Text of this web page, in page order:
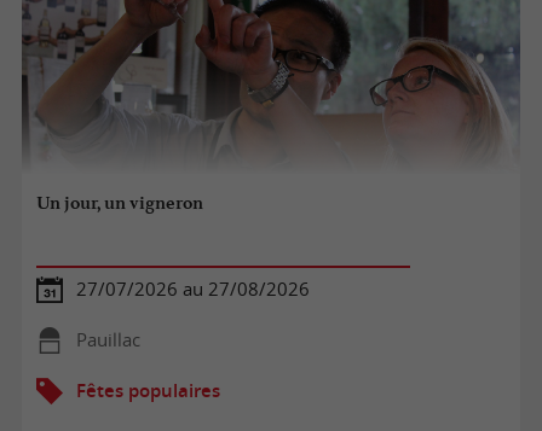
Un jour, un vigneron
27/07/2026 au 27/08/2026
Pauillac
Fêtes populaires